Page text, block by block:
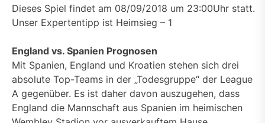
Dieses Spiel findet am 08/09/2018 um 23:00Uhr statt.
Unser Expertentipp ist Heimsieg – 1
England vs. Spanien Prognosen
Mit Spanien, England und Kroatien stehen sich drei
absolute Top-Teams in der „Todesgruppe“ der League
A gegenüber. Es ist daher davon auszugehen, dass
England die Mannschaft aus Spanien im heimischen